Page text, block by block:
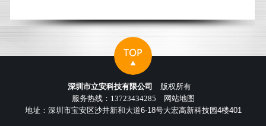
深圳市立安科技有限公司
版权所有
服务热线：13723434285
网站地图
地址：深圳市宝安区沙井新和大道6-18号大宏高新科技园4楼401